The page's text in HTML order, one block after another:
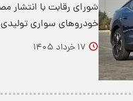
شورای رقابت با انتشار
خودرو‌های سواری
۱۷ خرداد ۱۴۰۵